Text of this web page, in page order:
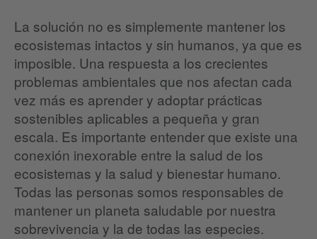
La solución no es simplemente mantener los
ecosistemas intactos y sin humanos, ya que es
imposible. Una respuesta a los crecientes
problemas ambientales que nos afectan cada
vez más es aprender y adoptar prácticas
sostenibles aplicables a pequeña y gran
escala. Es importante entender que existe una
conexión inexorable entre la salud de los
ecosistemas y la salud y bienestar humano.
Todas las personas somos responsables de
mantener un planeta saludable por nuestra
sobrevivencia y la de todas las especies.